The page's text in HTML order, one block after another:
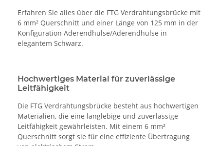
Erfahren Sie alles über die FTG Verdrahtungsbrücke mit
6 mm² Querschnitt und einer Länge von 125 mm in der
Konfiguration Aderendhülse/Aderendhülse in
elegantem Schwarz.
Hochwertiges Material für zuverlässige
Leitfähigkeit
Die FTG Verdrahtungsbrücke besteht aus hochwertigen
Materialien, die eine langlebige und zuverlässige
Leitfähigkeit gewährleisten. Mit einem 6 mm²
Querschnitt sorgt sie für eine effiziente Übertragung